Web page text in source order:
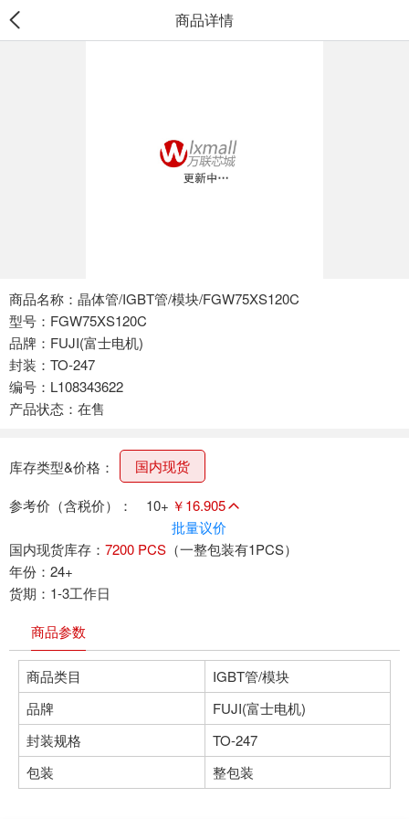
商品详情
商品名称：晶体管/IGBT管/模块/FGW75XS120C
型号：FGW75XS120C
品牌：FUJI(富士电机)
封装：TO-247
编号：L108343622
产品状态：在售
库存类型&价格： 国内现货
参考价（含税价）： 10+ ￥16.905
批量议价
国内现货库存： 7200 PCS （一整包装有1PCS）
年份：24+
货期：1-3工作日
商品参数
商品类目
IGBT管/模块
品牌
FUJI(富士电机)
封装规格
TO-247
包装
整包装